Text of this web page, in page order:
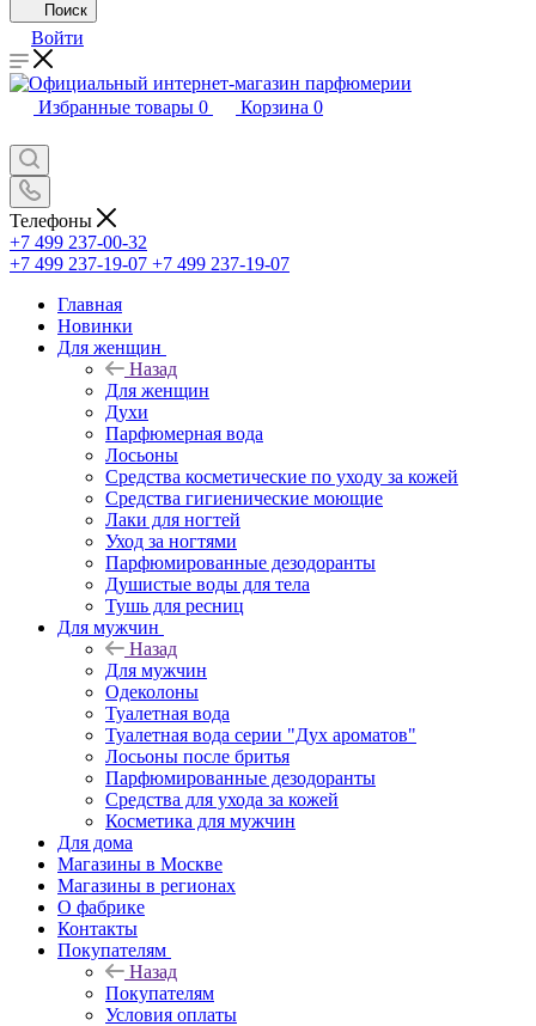
Поиск
Войти
Избранные товары 0 Корзина 0
Телефоны
+7 499 237-00-32
+7 499 237-19-07 +7 499 237-19-07
Главная
Новинки
Для женщин
Назад
Для женщин
Духи
Парфюмерная вода
Лосьоны
Средства косметические по уходу за кожей
Средства гигиенические моющие
Лаки для ногтей
Уход за ногтями
Парфюмированные дезодоранты
Душистые воды для тела
Тушь для ресниц
Для мужчин
Назад
Для мужчин
Одеколоны
Туалетная вода
Туалетная вода серии "Дух ароматов"
Лосьоны после бритья
Парфюмированные дезодоранты
Средства для ухода за кожей
Косметика для мужчин
Для дома
Магазины в Москве
Магазины в регионах
О фабрике
Контакты
Покупателям
Назад
Покупателям
Условия оплаты